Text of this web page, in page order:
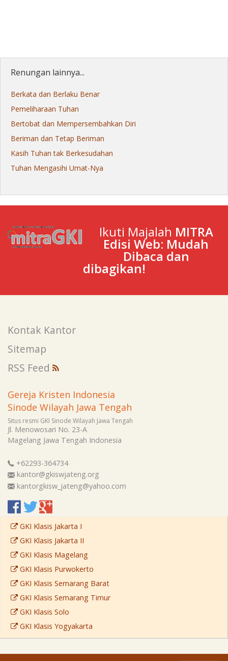
Renungan lainnya...
Berkata dan Berlaku Benar
Pemeliharaan Tuhan
Bertobat dan Mempersembahkan Diri
Beriman dan Tetap Beriman
Kasih Tuhan tak Berkesudahan
Tuhan Mengasihi Umat-Nya
Ikuti Majalah MITRA
Edisi Web: Mudah
Dibaca dan
dibagikan!
Kontak Kantor
Sitemap
RSS Feed
Gereja Kristen Indonesia
Sinode Wilayah Jawa Tengah
Situs resmi GKI Sinode Wilayah Jawa Tengah
Jl. Menowosari No. 23-A
Magelang Jawa Tengah Indonesia
+62293-364734
kantor@gkiswjateng.org
kantorgkisw_jateng@yahoo.com
GKI Klasis Jakarta I
GKI Klasis Jakarta II
GKI Klasis Magelang
GKI Klasis Purwokerto
GKI Klasis Semarang Barat
GKI Klasis Semarang Timur
GKI Klasis Solo
GKI Klasis Yogyakarta